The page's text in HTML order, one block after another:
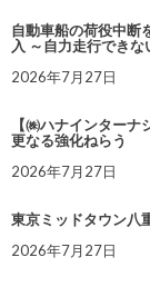
自動車船の荷役中断
入 ～自力走行でき
2026年7月27日
【㈱ハナインター
更なる強化ねらう
2026年7月27日
東京ミッドタウン八
2026年7月27日